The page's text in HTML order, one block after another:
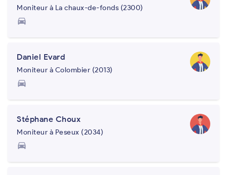
Moniteur à La chaux-de-fonds (2300)
directions_car
Daniel Evard
Moniteur à Colombier (2013)
directions_car
Stéphane Choux
Moniteur à Peseux (2034)
directions_car